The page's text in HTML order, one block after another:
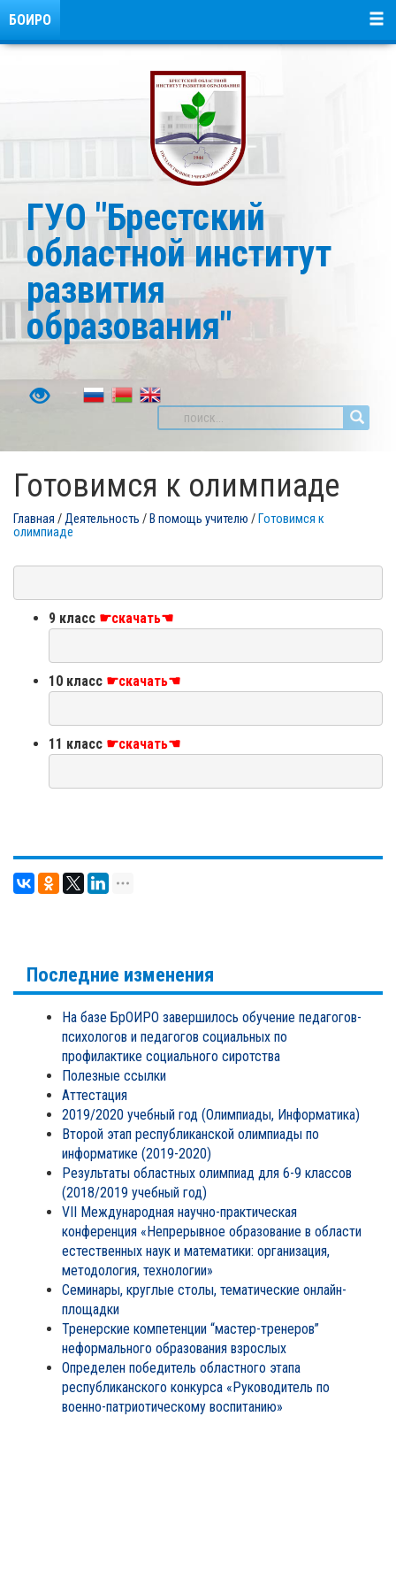
ГУО "Брестский
областной институт
развития
образования"
БОИРО
Готовимся к олимпиаде
Главная /Деятельность / В помощь учителю / Готовимся к
олимпиаде
9 класс ☛скачать☚
10 класс ☛скачать☚
11 класс ☛скачать☚
Последние изменения
На базе БрОИРО завершилось обучение педагогов-
психологов и педагогов социальных по
профилактике социального сиротства
Полезные ссылки
Аттестация
2019/2020 учебный год (Олимпиады, Информатика)
Второй этап республиканской олимпиады по
информатике (2019-2020)
Результаты областных олимпиад для 6-9 классов
(2018/2019 учебный год)
VII Международная научно-практическая
конференция «Непрерывное образование в области
естественных наук и математики: организация,
методология, технологии»
Семинары, круглые столы, тематические онлайн-
площадки
Тренерские компетенции “мастер-тренеров”
неформального образования взрослых
Определен победитель областного этапа
республиканского конкурса «Руководитель по
военно-патриотическому воспитанию»